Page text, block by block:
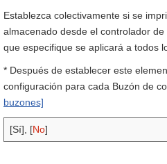
Establezca colectivamente si se
almacenado desde el controlador
que especifique se aplicará a todos
* Después de establecer este
configuración para cada Buzón de
buzones]
[Sí], [No]